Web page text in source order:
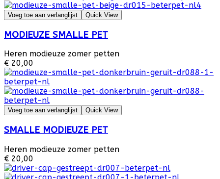
Voeg toe aan verlanglijst Quick View
MODIEUZE SMALLE PET
Heren modieuze zomer petten
€ 20,00
Voeg toe aan verlanglijst Quick View
SMALLE MODIEUZE PET
Heren modieuze zomer petten
€ 20,00